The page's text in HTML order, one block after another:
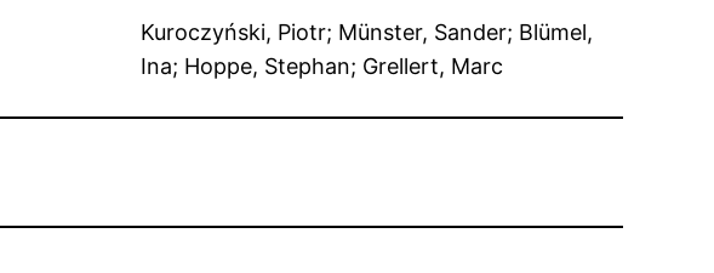
Kuroczyński, Piotr; Münster, Sander; Blümel,
Ina; Hoppe, Stephan; Grellert, Marc